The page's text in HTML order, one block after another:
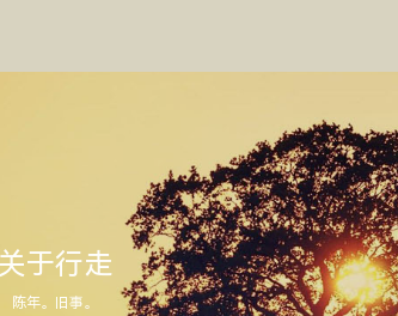
关于行走
陈年。旧事。